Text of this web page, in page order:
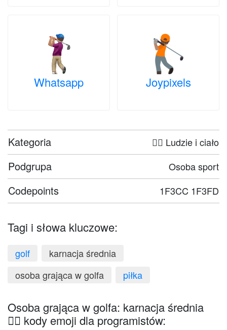
Whatsapp Joypixels
Kategoria 🤦‍♀️ Ludzie i ciało
Podgrupa Osoba sport
Codepoints 1F3CC 1F3FD
Tagi i słowa kluczowe:
golf
karnacja średnia
osoba grająca w golfa
piłka
Osoba grająca w golfa: karnacja średnia
🏌🏽 kody emoji dla programistów: